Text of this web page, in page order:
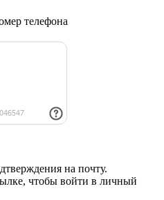
телефона
на почту.
чтобы войти в личный